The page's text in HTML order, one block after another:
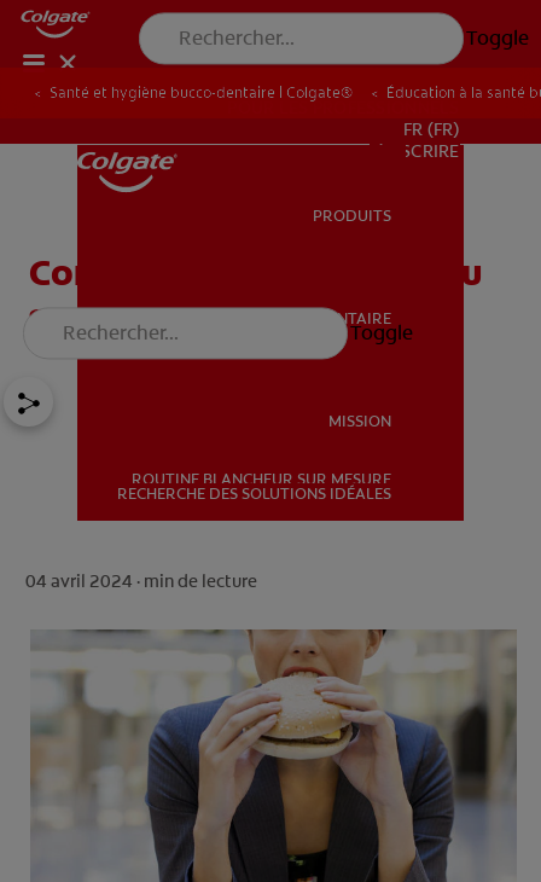
Toggle
SANTÉ BUCCO-DENTAIRE
ROUTINE BLANCHEUR SUR MESURE
POUR LES PROFESSIONNELS
FR (FR)
S’INSCRIRE
POUR LES PROFESSIONNELS
FR (FR)
S’INSCRIRE
PRODUITS
SANTÉ BUCCO-DENTAIRE
MISSION
ROUTINE BLANCHEUR SUR MESURE
RECHERCHE DES SOLUTIONS IDÉALES
Toggle
Santé et hygiène bucco-dentaire | Colgate® Éducation à la santé
Comment limiter l’effet du
sucre sur les dents ?
04 avril 2024 · min de lecture